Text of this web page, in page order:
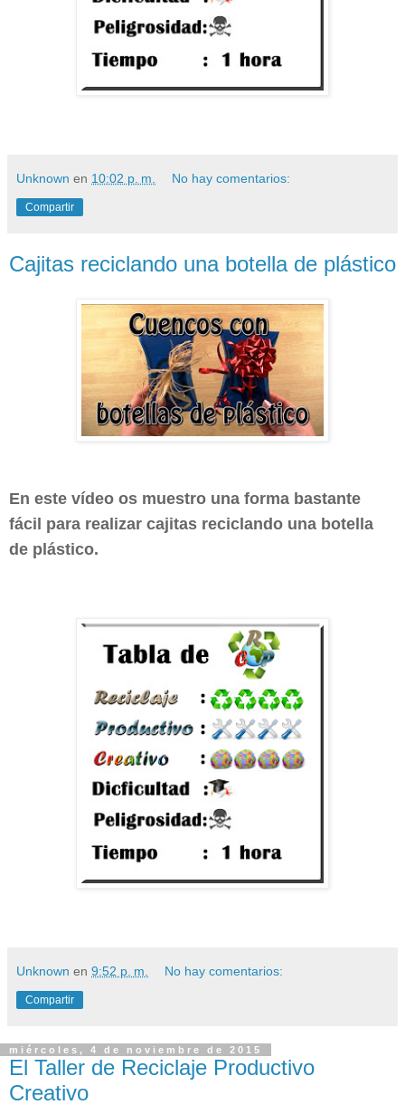
Unknown en 10:02 p. m. No hay comentarios:
Compartir
Cajitas reciclando una botella de plástico
En este vídeo os muestro una forma bastante
fácil para realizar cajitas reciclando una botella
de plástico.
Unknown en 9:52 p. m. No hay comentarios:
Compartir
miércoles, 4 de noviembre de 2015
El Taller de Reciclaje Productivo
Creativo